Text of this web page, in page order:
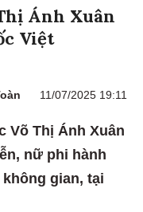
Ánh Xuân
Việt
11/07/2025 19:11
Võ Thị Ánh Xuân
nữ phi hành
gian, tại